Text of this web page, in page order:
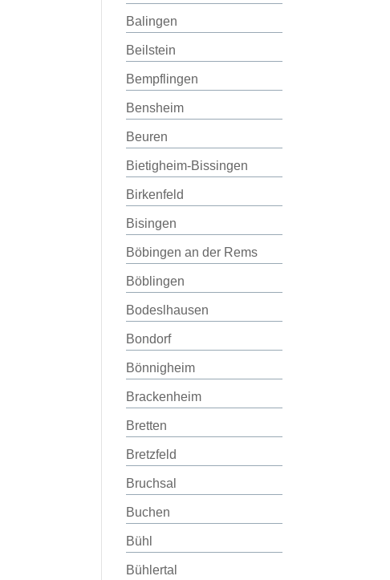
Balingen
Beilstein
Bempflingen
Bensheim
Beuren
Bietigheim-Bissingen
Birkenfeld
Bisingen
Böbingen an der Rems
Böblingen
Bodeslhausen
Bondorf
Bönnigheim
Brackenheim
Bretten
Bretzfeld
Bruchsal
Buchen
Bühl
Bühlertal